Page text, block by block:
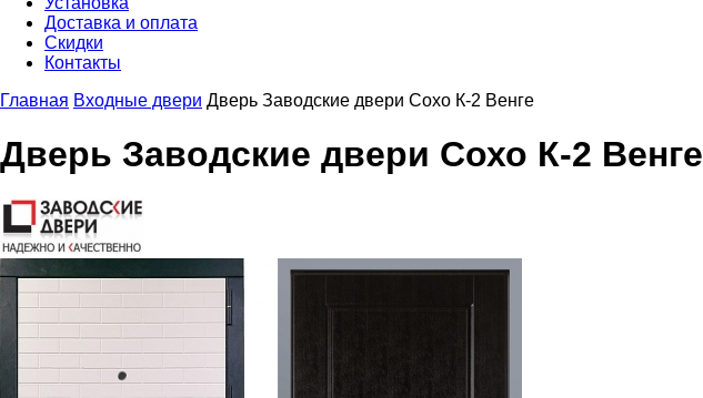
Доставка и оплата
Скидки
Контакты
Главная Входные двери Дверь Заводские двери Сохо К-2 Венге
Дверь Заводские двери Сохо К-2 Венге